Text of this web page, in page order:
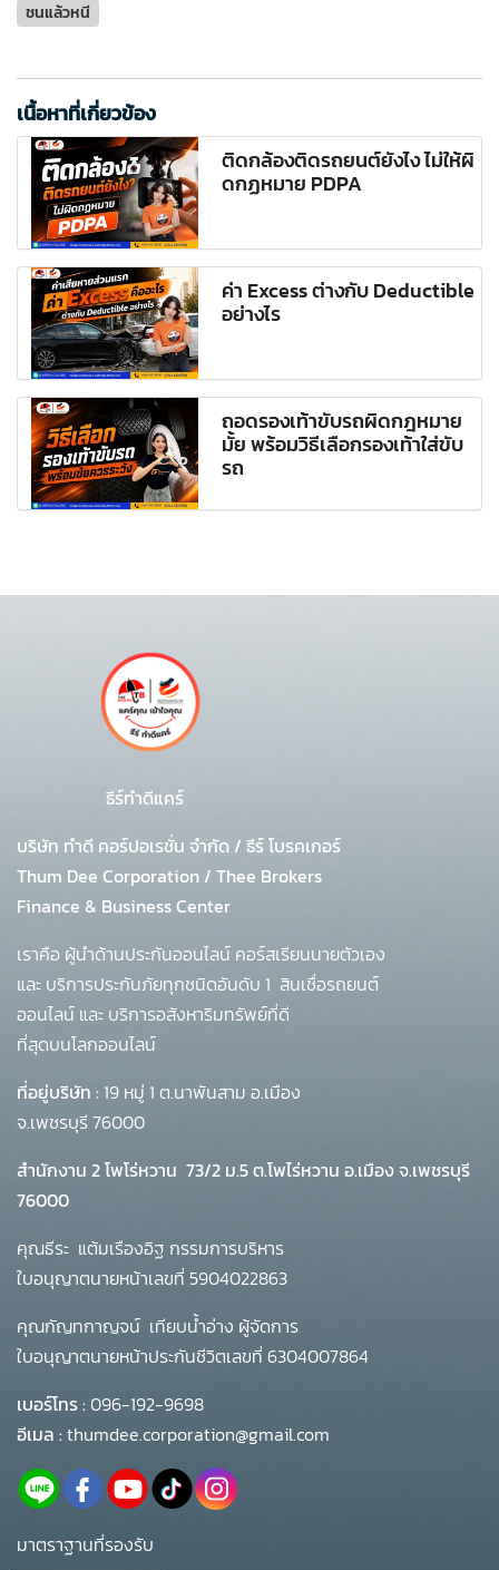
ชนแล้วหนี
เนื้อหาที่เกี่ยวข้อง
ติดกล้องติดรถยนต์ยังไง ไม่ให้ผิ
ดกฏหมาย PDPA
ค่า Excess ต่างกับ Deductible
อย่างไร
ถอดรองเท้าขับรถผิดกฎหมาย
มั้ย พร้อมวิธีเลือกรองเท้าใส่ขับ
รถ
ธีร์ทำดีแคร์
บริษัท ทำดี คอร์ปอเรชั่น จำกัด / ธีร์ โบรคเกอร์
Thum Dee Corporation / Thee Brokers
Finance & Business Center
เราคือ ผู้นำด้านประกันออนไลน์ คอร์สเรียนนายตัวเอง
และ บริการประกันภัยทุกชนิดอันดับ 1 สินเชื่อรถยนต์
ออนไลน์ และ บริการอสังหาริมทรัพย์ที่ดี
ที่สุดบนโลกออนไลน์
ที่อยู่บริษัท : 19 หมู่ 1 ต.นาพันสาม อ.เมือง
จ.เพชรบุรี 76000
สำนักงาน 2 โพโร่หวาน 73/2 ม.5 ต.โพไร่หวาน อ.เมือง จ.เพชรบุรี
76000
คุณธีระ แต้มเรืองอิฐ กรรมการบริหาร
ใบอนุญาตนายหน้าเลขที่ 5904022863
คุณกัญทกาญจน์ เทียบน้ำอ่าง ผู้จัดการ
ใบอนุญาตนายหน้าประกันชีวิตเลขที่ 6304007864
เบอร์โทร :096-192-9698
อีเมล :thumdee.corporation@gmail.com
มาตราฐานที่รองรับ